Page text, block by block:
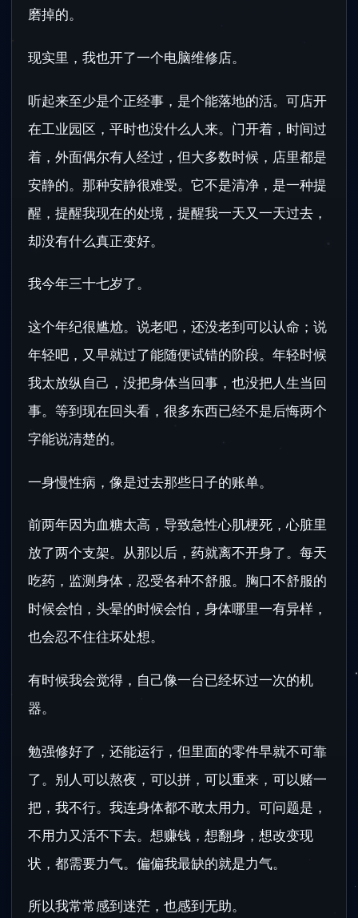
磨掉的。
现实里，我也开了一个电脑维修店。
听起来至少是个正经事，是个能落地的活。可店开
在工业园区，平时也没什么人来。门开着，时间过
着，外面偶尔有人经过，但大多数时候，店里都是
安静的。那种安静很难受。它不是清净，是一种提
醒，提醒我现在的处境，提醒我一天又一天过去，
却没有什么真正变好。
我今年三十七岁了。
这个年纪很尴尬。说老吧，还没老到可以认命；说
年轻吧，又早就过了能随便试错的阶段。年轻时候
我太放纵自己，没把身体当回事，也没把人生当回
事。等到现在回头看，很多东西已经不是后悔两个
字能说清楚的。
一身慢性病，像是过去那些日子的账单。
前两年因为血糖太高，导致急性心肌梗死，心脏里
放了两个支架。从那以后，药就离不开身了。每天
吃药，监测身体，忍受各种不舒服。胸口不舒服的
时候会怕，头晕的时候会怕，身体哪里一有异样，
也会忍不住往坏处想。
有时候我会觉得，自己像一台已经坏过一次的机
器。
勉强修好了，还能运行，但里面的零件早就不可靠
了。别人可以熬夜，可以拼，可以重来，可以赌一
把，我不行。我连身体都不敢太用力。可问题是，
不用力又活不下去。想赚钱，想翻身，想改变现
状，都需要力气。偏偏我最缺的就是力气。
所以我常常感到迷茫，也感到无助。